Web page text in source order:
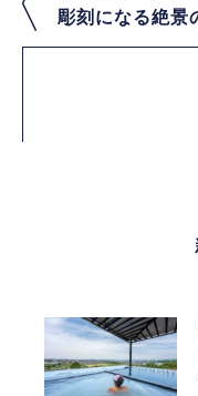
彫刻になる絶景